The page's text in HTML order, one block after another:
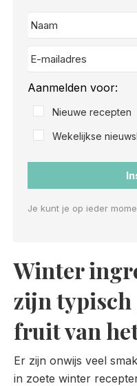
Aanmelden voor:
Nieuwe recepten
Wekelijkse
Je kunt je op ieder
Winter
zijn typisch
fruit van
Er zijn onwijs veel
in zoete winter